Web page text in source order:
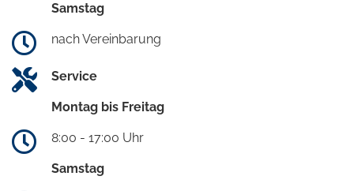
Samstag
nach Vereinbarung
Service
Montag bis Freitag
8:00 - 17:00 Uhr
Samstag